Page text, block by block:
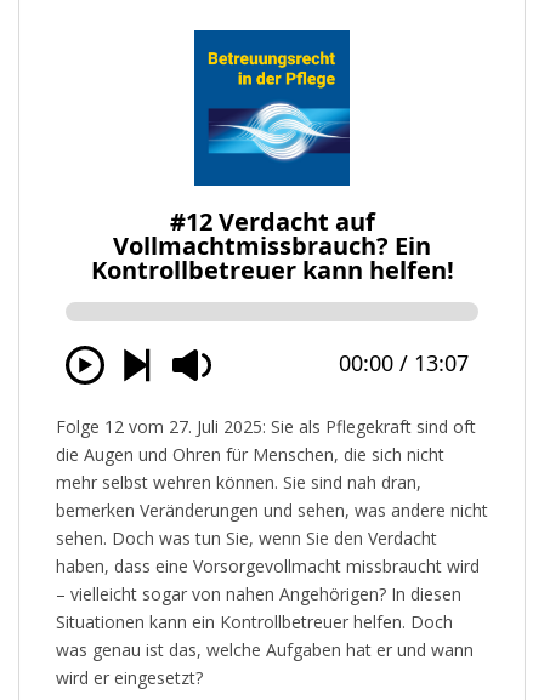
Folge 12 vom 27. Juli 2025: Sie als Pflegekraft sind oft
die Augen und Ohren für Menschen, die sich nicht
mehr selbst wehren können. Sie sind nah dran,
bemerken Veränderungen und sehen, was andere nicht
sehen. Doch was tun Sie, wenn Sie den Verdacht
haben, dass eine Vorsorgevollmacht missbraucht wird
– vielleicht sogar von nahen Angehörigen? In diesen
Situationen kann ein Kontrollbetreuer helfen. Doch
was genau ist das, welche Aufgaben hat er und wann
wird er eingesetzt?